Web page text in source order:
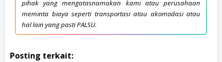
pihak yang mengatasnamakan kami atau perusahaan
meminta biaya seperti transportasi atau akomodasi atau
hal lain yang pasti PALSU.
Posting terkait: